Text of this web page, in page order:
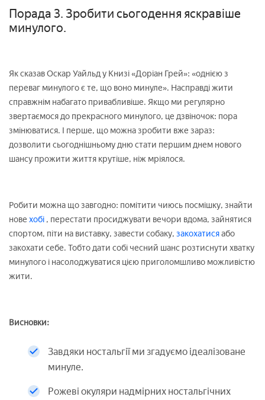
Порада 3. Зробити сьогодення яскравіше
минулого.
Як сказав Оскар Уайльд у Книзі «Доріан Грей»: «однією з
переваг минулого є те, що воно минуле». Насправді жити
справжнім набагато привабливіше. Якщо ми регулярно
звертаємося до прекрасного минулого, це дзвіночок: пора
змінюватися. І перше, що можна зробити вже зараз:
дозволити сьогоднішньому дню стати першим днем нового
шансу прожити життя крутіше, ніж мріялося.
Робити можна що завгодно: помітити чиюсь посмішку, знайти
нове хобі , перестати просиджувати вечори вдома, зайнятися
спортом, піти на виставку, завести собаку, закохатисяабо
закохати себе. Тобто дати собі чесний шанс розтиснути хватку
минулого і насолоджуватися цією приголомшливо можливістю
жити.
Висновки:
Завдяки ностальгії ми згадуємо ідеалізоване
минуле.
Рожеві окуляри надмірних ностальгічних